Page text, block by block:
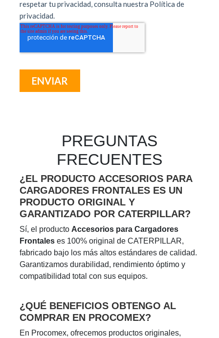
PREGUNTAS
FRECUENTES
¿EL PRODUCTO ACCESORIOS PARA
CARGADORES FRONTALES ES UN
PRODUCTO ORIGINAL Y
GARANTIZADO POR CATERPILLAR?
Sí, el producto Accesorios para Cargadores
Frontales es 100% original de CATERPILLAR,
fabricado bajo los más altos estándares de calidad.
Garantizamos durabilidad, rendimiento óptimo y
compatibilidad total con sus equipos.
¿QUÉ BENEFICIOS OBTENGO AL
COMPRAR EN PROCOMEX?
En Procomex, ofrecemos productos originales,